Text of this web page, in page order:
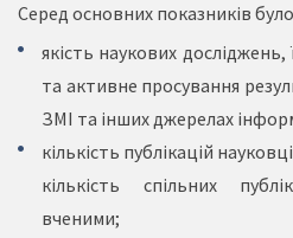
Серед основних показників
якість наукових досліджень,
та активне просування
ЗМІ та інших джерелах
кількість публікацій
кількість спільних
вченими;